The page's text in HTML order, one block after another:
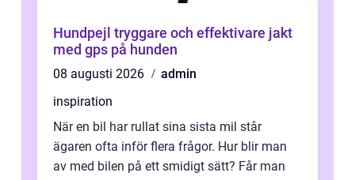
Hundpejl tryggare och effektivare jakt
med gps på hunden
08 augusti 2026
admin
inspiration
När en bil har rullat sina sista mil står
ägaren ofta inför flera frågor. Hur blir man
av med bilen på ett smidigt sätt? Får man